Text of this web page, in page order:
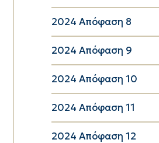
2024 Απόφαση 8
2024 Απόφαση 9
2024 Απόφαση 10
2024 Απόφαση 11
2024 Απόφαση 12